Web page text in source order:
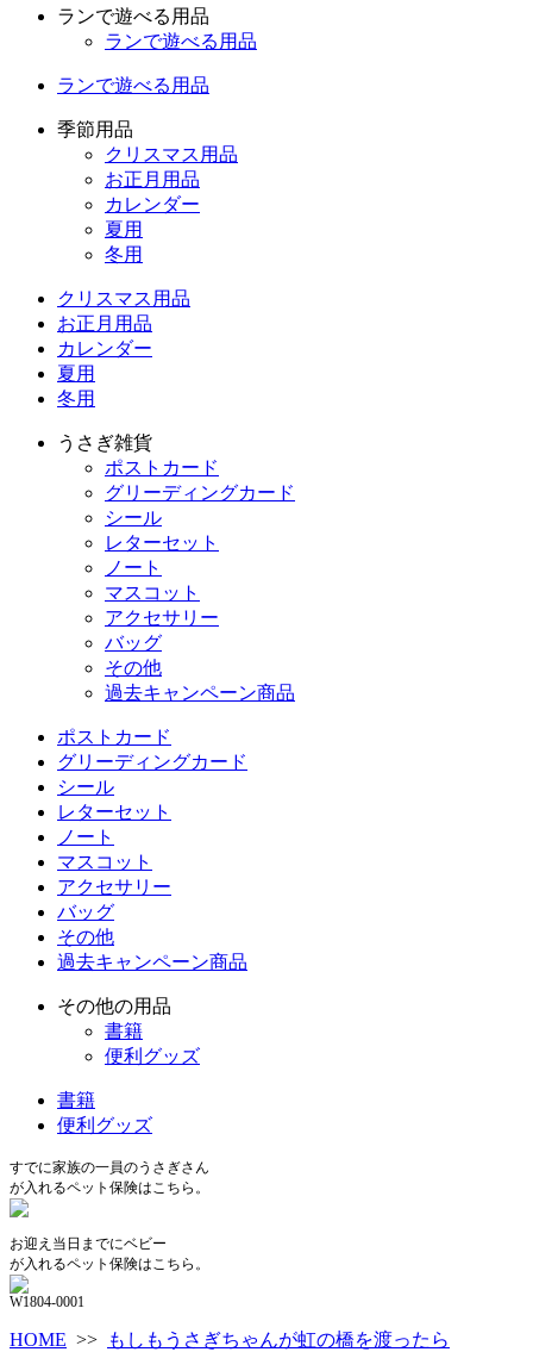
ランで遊べる用品
ランで遊べる用品
ランで遊べる用品
季節用品
クリスマス用品
お正月用品
カレンダー
夏用
冬用
クリスマス用品
お正月用品
カレンダー
夏用
冬用
うさぎ雑貨
ポストカード
グリーディングカード
シール
レターセット
ノート
マスコット
アクセサリー
バッグ
その他
過去キャンペーン商品
ポストカード
グリーディングカード
シール
レターセット
ノート
マスコット
アクセサリー
バッグ
その他
過去キャンペーン商品
その他の用品
書籍
便利グッズ
書籍
便利グッズ
すでに家族の一員のうさぎさん
が入れるペット保険はこちら。
お迎え当日までにベビー
が入れるペット保険はこちら。
W1804-0001
HOME >> もしもうさぎちゃんが虹の橋を渡ったら